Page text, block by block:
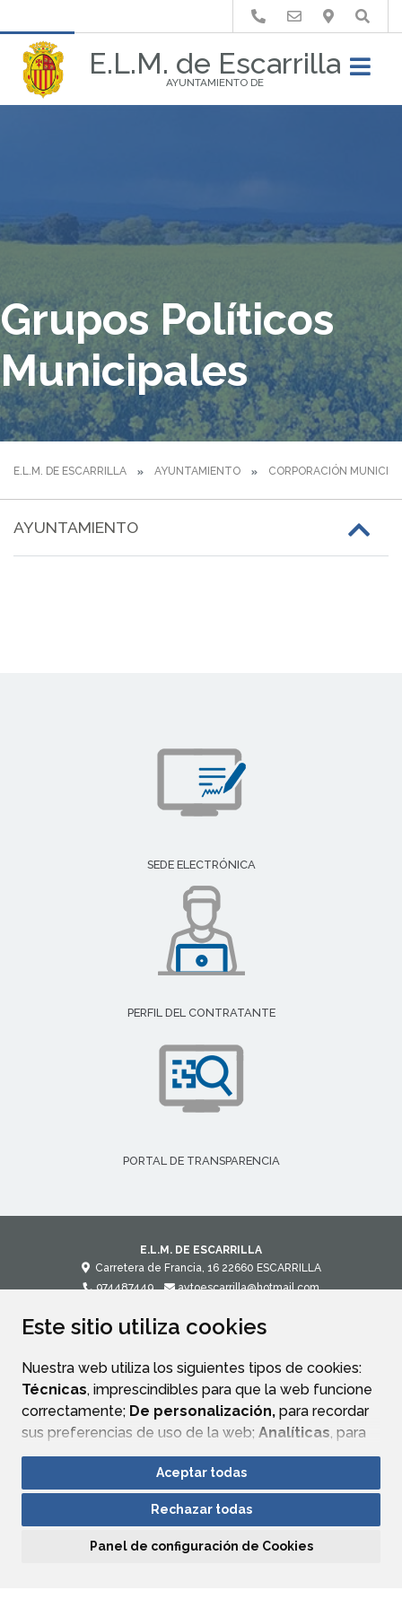
Este sitio utiliza cookies
Nuestra web utiliza los siguientes tipos de cookies:
Técnicas, imprescindibles para que la web funcione
correctamente; De personalización, para recordar
sus preferencias de uso de la web; Analíticas, para
mejorar el funcionamiento de la web y sus servicios.
Si acepta pulsando el botón“Aceptar todas”
consideramos que acepta su uso. Si pulsa el botón
ninguna acción, se guardarán las cookies técnicas
Aceptar todas
Rechazar todas
Panel de configuración de Cookies
E.L.M. de Escarrilla
AYUNTAMIENTO DE
Buscar
Grupos Políticos
Municipales
E.L.M. DE ESCARRILLA AYUNTAMIENTO CORPORACIÓN
AYUNTAMIENTO
SEDE ELECTRÓNICA
PERFIL DEL CONTRATANTE
PORTAL DE TRANSPARENCIA
E.L.M. DE ESCARRILLA
Carretera de Francia, 16 22660 ESCARRILLA
974487449
aytoescarrilla@hotmail.com
ACCESIBILIDAD